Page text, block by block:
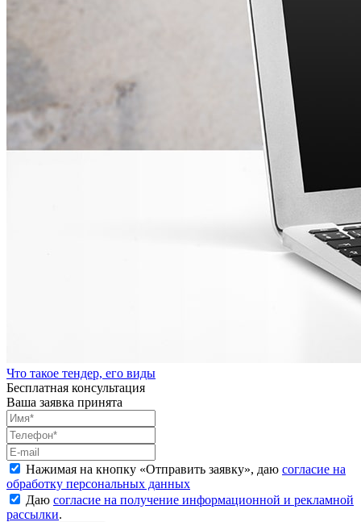
Что такое тендер, его виды
Бесплатная консультация
Ваша заявка принята
Нажимая на кнопку «Отправить заявку», даю согласие на
обработку персональных данных
Даю согласие на получение информационной и рекламной
рассылки.